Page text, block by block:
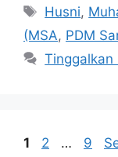
Tag
Husni,
(MSA, PDM
Tinggalkan
Halaman
1 Halaman
2 … 9